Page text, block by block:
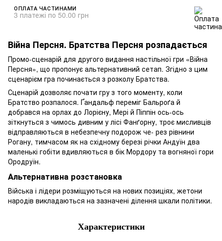
ОПЛАТА ЧАСТИНАМИ
3 платежі по 50.00 грн
Війна Персня. Братства Персня розпадається
Промо-сценарій для другого видання настільної гри «Війна
Персня», що пропонує альтернативний сетап. Згідно з цим
сценарієм гра починається з розколу Братства.
Сценарій дозволяє почати гру з того моменту, коли
Братство розпалося. Ґандальф переміг Бальроґа й
добрався на орлах до Лорієну, Мері й Піппін ось-ось
зіткнуться з чимось дивним у лісі Фанґорну, троє мисливців
відправляються в небезпечну подорож че- рез рівнини
Рогану, тимчасом як на східному березі річки Андуїн два
маленькі гобіти вдивляються в бік Мордору та вогняної гори
Ородруїн.
Альтернативна розстановка
Війська і лідери розміщуються на нових позиціях, жетони
народів викладаються на зазначені ділення шкали політики.
Характеристики